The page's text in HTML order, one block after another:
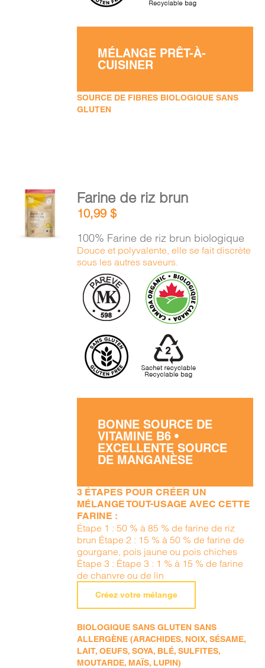
MÉLANGE PRÊT-À-
CUISINER
SOURCE DE FIBRES BIOLOGIQUE SANS
GLUTEN
AJOUTER
AU
PANIER
/
Farine de riz brun
10,99$
100% Farine de riz brun biologique
Douce et polyvalente, elle se fait discrète
sous les autres saveurs.
BONNE SOURCE DE
VITAMINE B6 •
EXCELLENTE SOURCE
DE MANGANÈSE
3 ÉTAPES POUR CRÉER UN
MÉLANGE TOUT-USAGE AVEC CETTE
FARINE :
Étape 1 : 50 % à 85 % de farine de riz
brun Étape 2 : 15 % à 50 % de farine de
gourgane, pois jaune ou pois chiches
Étape 3 : Étape 3 : 1 % à 15 % de farine
de chanvre ou de lin
Créez votre mélange
BIOLOGIQUE SANS GLUTEN SANS
ALLERGÈNE (ARACHIDES, NOIX, SÉSAME,
LAIT, OEUFS, SOYA, BLÉ, SULFITES,
MOUTARDE, MAÏS, LUPIN)